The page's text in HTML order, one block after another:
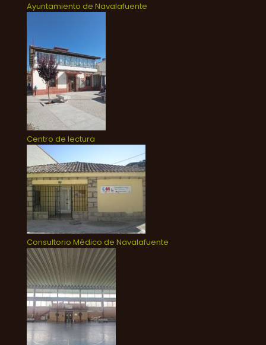
Ayuntamiento de Navalafuente
Centro de lectura
Consultorio Médico de Navalafuente